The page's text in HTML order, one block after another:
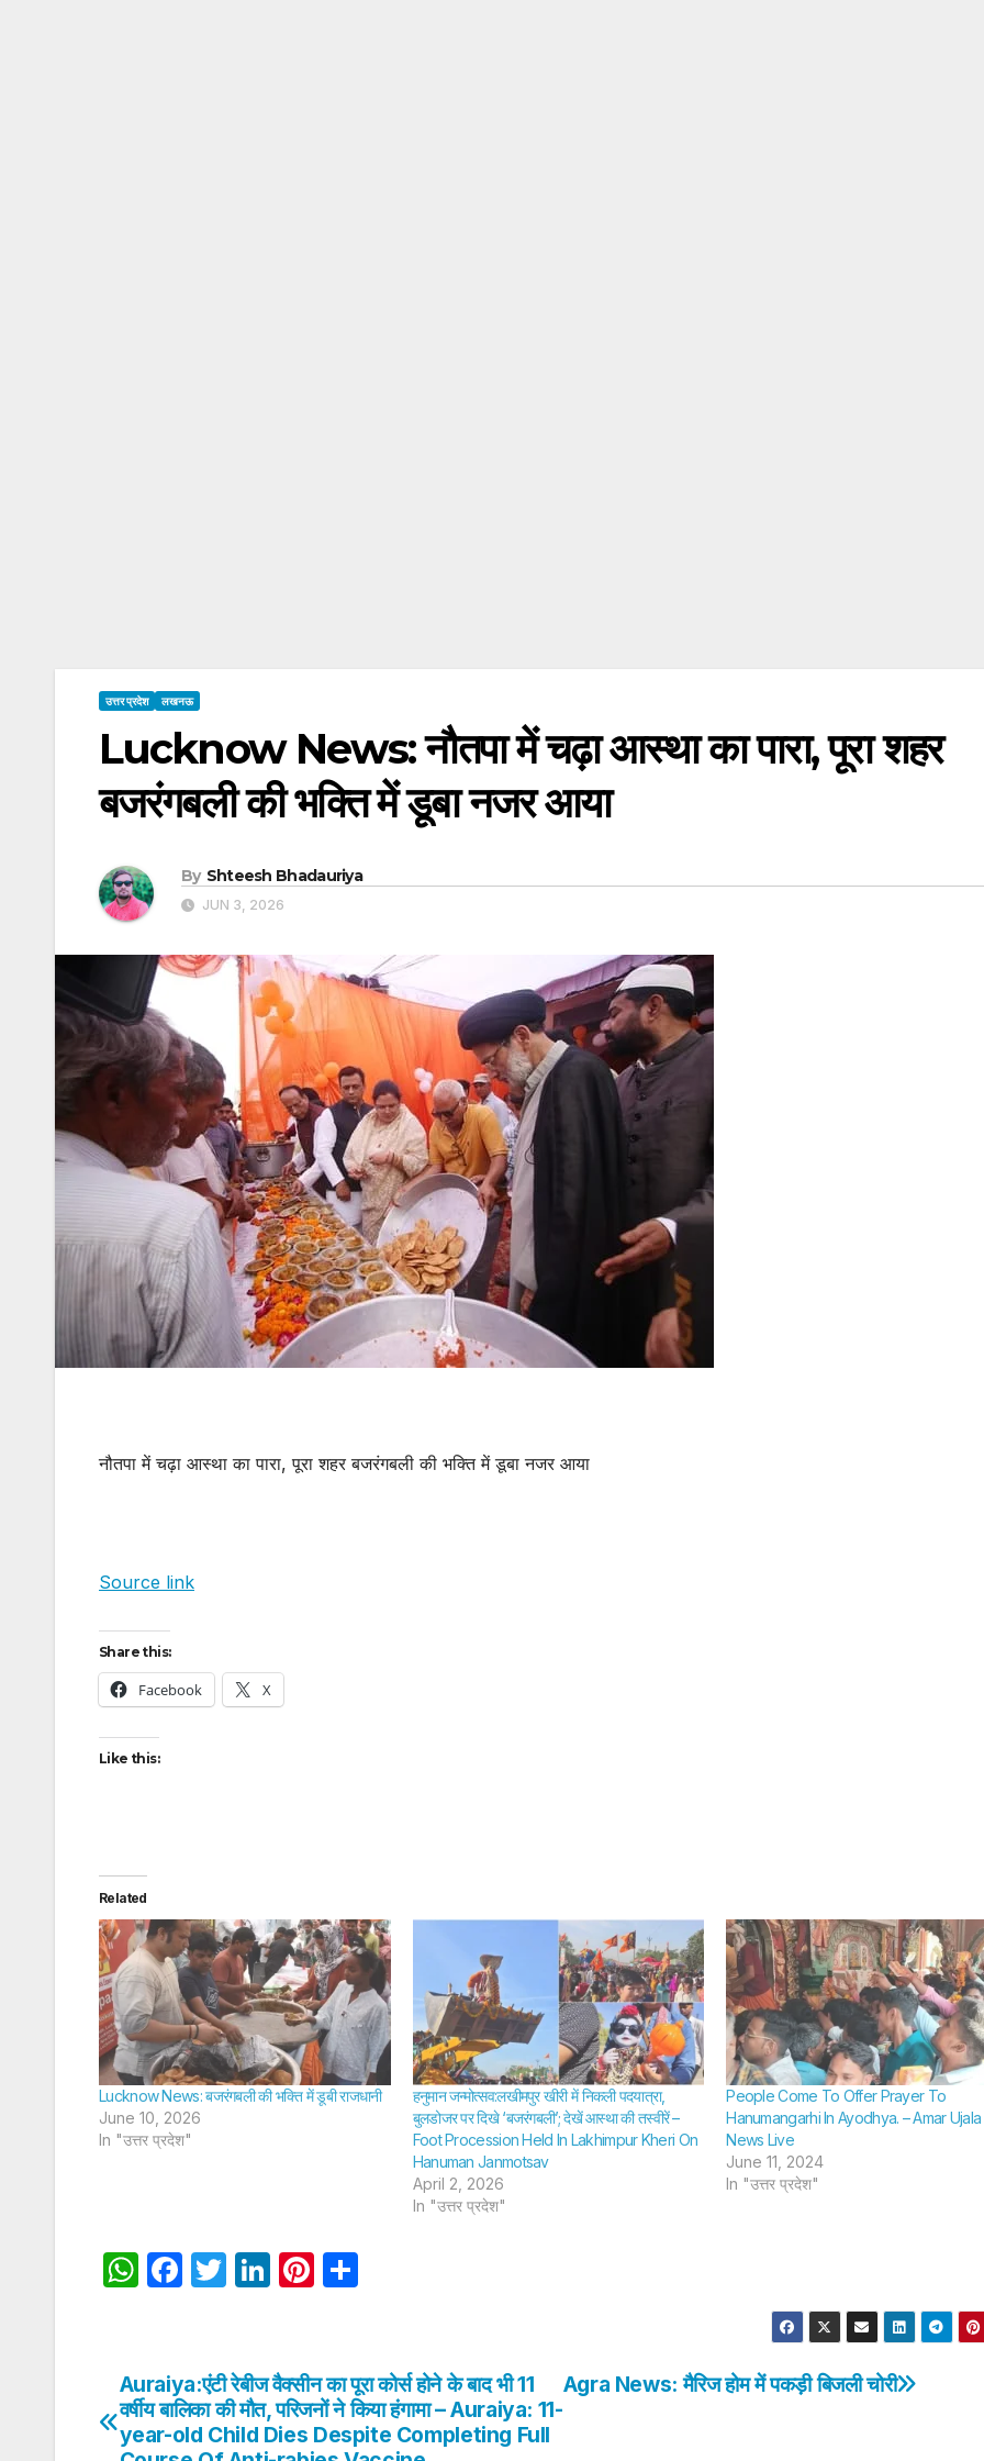
उत्तर प्रदेश लखनऊ
Lucknow News: नौतपा में चढ़ा आस्था का पारा, पूरा शहर
बजरंगबली की भक्ति में डूबा नजर आया
By Shteesh Bhadauriya
JUN 3, 2026
नौतपा में चढ़ा आस्था का पारा, पूरा शहर बजरंगबली की भक्ति में डूबा नजर आया
Source link
Share this:
Facebook X
Like this:
Related
Lucknow News: बजरंगबली की भक्ति में डूबी राजधानी
June 10, 2026
In "उत्तर प्रदेश"
हनुमान जन्मोत्सव:लखीमपुर खीरी में निकली पदयात्रा,
बुलडोजर पर दिखे ‘बजरंगबली’; देखें आस्था की तस्वीरें –
Foot Procession Held In Lakhimpur Kheri On
Hanuman Janmotsav
April 2, 2026
In "उत्तर प्रदेश"
People Come To Offer Prayer To
Hanumangarhi In Ayodhya. – Amar
News Live
June 11, 2024
In "उत्तर प्रदेश"
W
s
A
p
F
e
b
o
T
er
Li
e
dI
n
Pi
e
st
e
Post
navigation
Agra News: मैरिज होम में पकड़ी बिजली चोरी
Auraiya:एंटी रेबीज वैक्सीन का पूरा कोर्स होने के बाद भी 11
वर्षीय बालिका की मौत, परिजनों ने किया हंगामा – Auraiya: 11-
year-old Child Dies Despite Completing Full